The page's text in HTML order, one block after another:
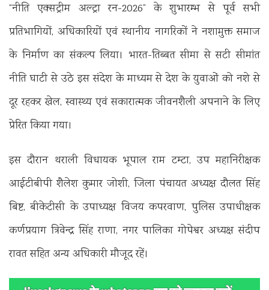
“नीति एक्सट्रीम अल्ट्रा रन-2026” के शुभारम्भ से पूर्व सभी
प्रतिभागियों, अधिकारियों एवं स्थानीय नागरिकों ने नशामुक्त समाज
के निर्माण का संकल्प लिया। भारत-तिब्बत सीमा से सटी सीमांत
नीति घाटी से उठे इस संदेश के माध्यम से देश के युवाओं को नशे से
दूर रहकर खेल, स्वास्थ्य एवं सकारात्मक जीवनशैली अपनाने के लिए
प्रेरित किया गया।
इस दौरान थराली विधायक भूपाल राम टम्टा, उप महानिरीक्षक
आईटीबीपी शैलेश कुमार जोशी, जिला पंचायत अध्यक्ष दौलत सिंह
बिष्ट, बीकेटीसी के उपाध्यक्ष विजय कपरवाण, पुलिस उपाधीक्षक
कर्णप्रयाग त्रिवेन्द्र सिंह राणा, नगर पालिका गोपेश्वर अध्यक्ष संदीप
रावत सहित अन्य अधिकारी मौजूद रहें।